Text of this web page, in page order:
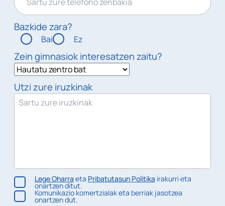
Bazkide zara?
Bai Ez
Zein gimnasiok interesatzen zaitu?
Utzi zure iruzkinak
Lege Oharra eta Pribatutasun Politika irakurri eta
onartzen ditut.
Komunikazio komertzialak eta berriak jasotzea
onartzen dut.